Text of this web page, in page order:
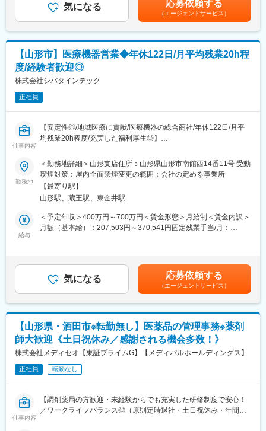
(3) 業界自体、参入障壁がかなり厳しく、ライバルが入ってくるこ
とはほぼないため、取引先からは安定的に受注をいただける状況
変更の範囲：会社の定める業務
・営業活動
・サービス提供管理・保守
・ご利用者様やご家族へのヒアリング、サービス設計・立上げ
・ケアマネージャーや医療機関、福祉事業所、行政等との調整
・スタッフの採用・指導・育成
・各種プロジェクトへの参加
※担当エリアは選考時の希望を考慮の上、決定します。
す。
■入社～1カ月目
格取得。なお、資格取得のための費用は当社負担となります。
■1～3か月目
・OJTを受けながら日勤・夜勤両方の介護現場での業務をお任せ
します。
※研修終了後は現場業務は無くなるため日勤のみ
■3～6か月目
・マネージャー業務を学んでいただきます。ピープルマネジメン
■本配属後
・各事業所の課題や目的に合わせてマネジメント業務に専念頂き
【キャリアパス（例）】
・医療介護スタッフ（2週間程度の基礎研修必要資格取得、現場業
務）
・サービスリーダー（入社3カ月～※研修期間）
・サービス提供責任者（入社半年／年収420～650万円）
・サービスマネージャー（入社1年／年収560～700万円）
・エリアマネージャー（入社1年～／年収700～800万円）
・ブロックマネージャー（年収800～900万円）
・ゼネラルマネージャー（年収900～1200万円）
ョンにおいて異なる※評価により昇格・昇給あり※エリアにより地
域加算手当分が異なる※時間外手当は別途全額支給賃金はあくまで
も目安の金額であり、選考を通じて上下する可能性があります。
月給(月額)は固定手当を含めた表記です。
気になる 応募依頼する
（エージェントサービス）
【山形市】医療機器営業◆年休122日/月平均残業20h程
度/経験者歓迎◎
株式会社シバタインテック
正社員
仕事内容
【安定性◎/地域医療に貢献/医療機器の総合商社/年休122日/月平
均残業20h程度/充実した福利厚生◎】
■業務概要：
・医療機関の医師・看護師などの方々に向けて、医療機器の提
案・販売を行います。はじめはマスク、注射針、ガーゼなどの消
耗品からスタートし、将来的には新病院の立ち上げタイミングや
大型の医療機器の導入のタイミングでMRIなどの提案も行って頂
きます。地域の医療に貢献するやりがいある仕事です。
頂きます。
・メーカー営業の方と同行や勉強会等で製品について覚えていた
だくことが可能です。製品詳細についてはメーカー営業の方にも
■働き方：
・年間休日122日で月平均残業時間20h程度とライフワークバラン
スを充実できる環境です。
・19時になりますとオフィスが閉まるので1日1時間程度の残業と
なります。
・家族手当、住宅手当など社員が仕事に集中できる福利厚生面を
整えています。住宅手当に関しては持ち家社員も対象になります
■福利厚生：
・年休122日、誕生日休日制度あり
勤務地
＜勤務地詳細＞山形支店住所：山形県山形市南館西14番11号 受動
喫煙対策：屋内全面禁煙変更の範囲：会社の定める事業所
【最寄り駅】
山形駅、蔵王駅、東金井駅
給与
＜予定年収＞400万円～700万円＜賃金形態＞月給制＜賃金内訳＞
月額（基本給）：207,503円～370,541円固定残業手当/月：
予定年収はあくまでも目安の金額であり、選考を通じて上下する
可能性があります。※固定残業金額は給与によって異なります。■
昇給：年1回■賞与：年2回（昨年実績：3カ月以上）賃金はあくま
でも目安の金額であり、選考を通じて上下する可能性がありま
す。月給(月額)は固定手当を含めた表記です。
気になる 応募依頼する
（エージェントサービス）
【山形県・酒田市※転勤無し】医薬品の管理事務※薬剤
師大歓迎《土日祝休み／感謝される機会多数！》
株式会社メディセオ【東証プライムG】【メディパルホールディングス】
正社員 転勤なし
仕事内容
【調剤薬局の方歓迎・未経験からでも充実した研修制度で安心！
／ワークライフバランス◎（原則定時退社・土日祝休み・年間休